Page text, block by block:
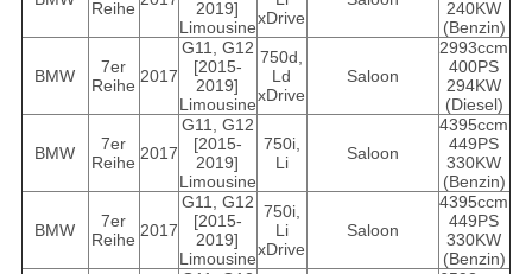
Reihe
2019]
LimousinexDrive
240KW
(Benzin)
BMW
7er
Reihe 2017
G11, G12
[2015-
2019]
Limousine
750d,
Ld
xDrive
Saloon
2993ccm
400PS
294KW
(Diesel)
BMW
7er
Reihe 2017
G11, G12
[2015-
2019]
Limousine
750i,
Li
Saloon
4395ccm
449PS
330KW
(Benzin)
BMW
7er
Reihe 2017
G11, G12
[2015-
2019]
Limousine
750i,
Li
xDrive
Saloon
4395ccm
449PS
330KW
(Benzin)